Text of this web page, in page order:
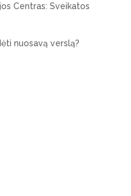
Centras: Sveikatos
nuosavą verslą?